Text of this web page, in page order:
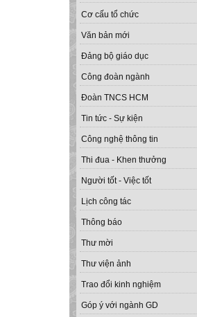
Cơ cấu tổ chức
Văn bản mới
Đảng bộ giáo dục
Công đoàn ngành
Đoàn TNCS HCM
Tin tức - Sự kiện
Công nghệ thông tin
Thi đua - Khen thưởng
Người tốt - Việc tốt
Lịch công tác
Thông báo
Thư mời
Thư viện ảnh
Trao đổi kinh nghiệm
Góp ý với ngành GD